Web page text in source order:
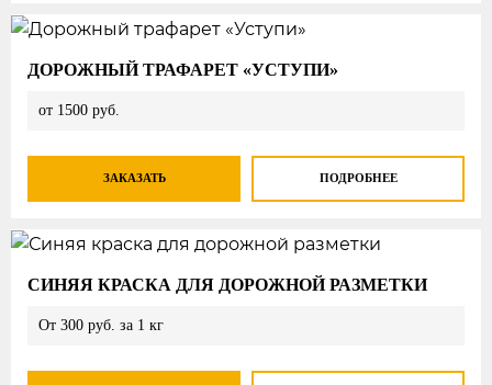
ДОРОЖНЫЙ ТРАФАРЕТ «УСТУПИ»
от 1500 руб.
ЗАКАЗАТЬ ПОДРОБНЕЕ
СИНЯЯ КРАСКА ДЛЯ ДОРОЖНОЙ РАЗМЕТКИ
От 300 руб. за 1 кг